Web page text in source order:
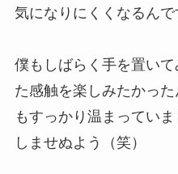
気になりにくくなるんで
僕もしばらく手を置い
た感触を楽しみたかっ
もすっかり温まってい
しませぬよう（笑）